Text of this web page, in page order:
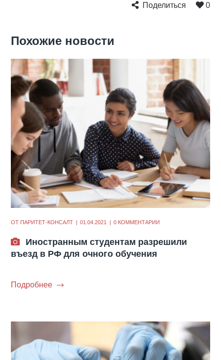
Поделиться 0
Похожие новости
ОТ ПАРИТЕТ-КОНСАЛТ 01.04.2021 0 КОММЕНТАРИИ
Иностранным студентам разрешили
въезд в РФ для очного обучения
Подробнее